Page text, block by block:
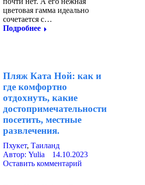
цветовая гамма идеально
сочетается с…
Подробнее
Пляж Ката Ной: как и
где комфортно
отдохнуть, какие
достопримечательности
посетить, местные
развлечения.
Пхукет, Таиланд
Автор: Yulia
14.10.2023
Оставить комментарий